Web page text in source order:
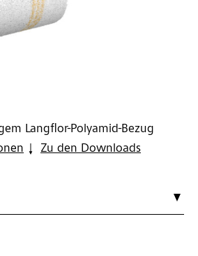
Langflor-Polyamid-Bezug
Zu den Downloads